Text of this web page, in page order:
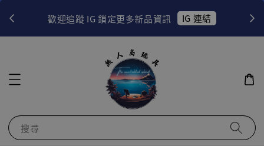
歡迎追蹤 IG 鎖定更多新品資訊 IG 連結
搜尋